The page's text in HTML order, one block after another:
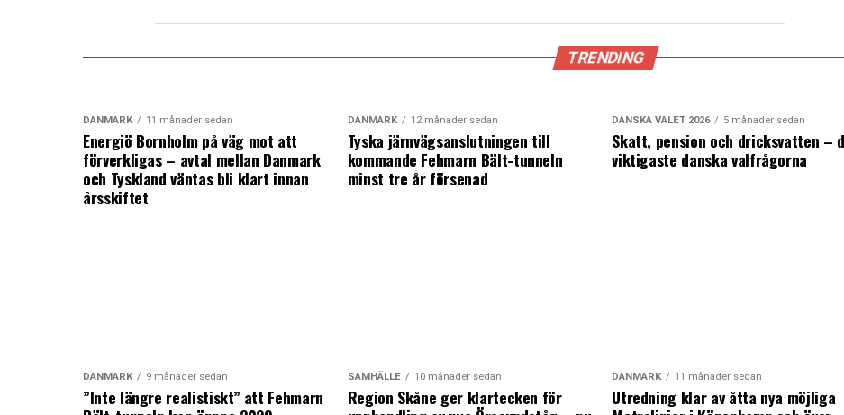
TRENDING
DANMARK 11 månader sedan
Energiö Bornholm på väg mot att
förverkligas – avtal mellan Danmark
och Tyskland väntas bli klart innan
årsskiftet
DANMARK 12 månader sedan
Tyska järnvägsanslutningen till
kommande Fehmarn Bält-tunneln
minst tre år försenad
DANSKA VALET 2026 5 månader sedan
Skatt, pension och dricksvatten –
viktigaste danska valfrågorna
DANMARK 9 månader sedan
”Inte längre realistiskt” att Fehmarn
SAMHÄLLE 10 månader sedan
Region Skåne ger klartecken för
DANMARK 11 månader sedan
Utredning klar av åtta nya möjliga